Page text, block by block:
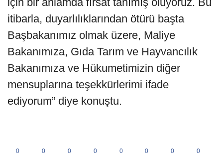
itibarla, duyarlılıklarından ötürü başta
Başbakanımız olmak üzere, Maliye
Bakanımıza, Gıda Tarım ve Hayvancılık
Bakanımıza ve Hükumetimizin diğer
mensuplarına teşekkürlerimi ifade
ediyorum” diye konuştu.